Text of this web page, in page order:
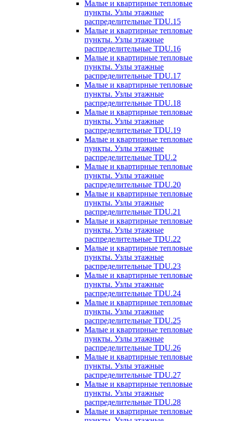
Малые и квартирные тепловые
пункты. Узлы этажные
распределительные TDU.15
Малые и квартирные тепловые
пункты. Узлы этажные
распределительные TDU.16
Малые и квартирные тепловые
пункты. Узлы этажные
распределительные TDU.17
Малые и квартирные тепловые
пункты. Узлы этажные
распределительные TDU.18
Малые и квартирные тепловые
пункты. Узлы этажные
распределительные TDU.19
Малые и квартирные тепловые
пункты. Узлы этажные
распределительные TDU.2
Малые и квартирные тепловые
пункты. Узлы этажные
распределительные TDU.20
Малые и квартирные тепловые
пункты. Узлы этажные
распределительные TDU.21
Малые и квартирные тепловые
пункты. Узлы этажные
распределительные TDU.22
Малые и квартирные тепловые
пункты. Узлы этажные
распределительные TDU.23
Малые и квартирные тепловые
пункты. Узлы этажные
распределительные TDU.24
Малые и квартирные тепловые
пункты. Узлы этажные
распределительные TDU.25
Малые и квартирные тепловые
пункты. Узлы этажные
распределительные TDU.26
Малые и квартирные тепловые
пункты. Узлы этажные
распределительные TDU.27
Малые и квартирные тепловые
пункты. Узлы этажные
распределительные TDU.28
Малые и квартирные тепловые